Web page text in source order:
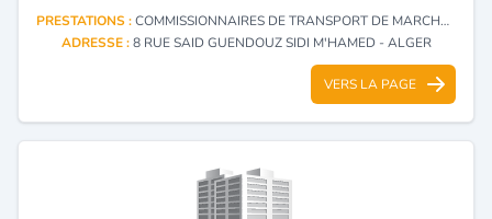
PRESTATIONS :COMMISSIONNAIRES DE TRANSPORT DE MARCHANDISES
ADRESSE :8 RUE SAID GUENDOUZ SIDI M'HAMED - ALGER
VERS LA PAGE